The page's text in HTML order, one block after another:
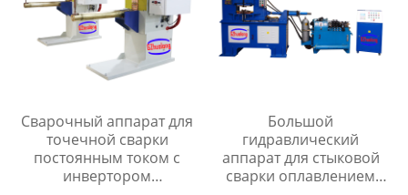
Сварочный аппарат для
точечной сварки
постоянным током с
инвертором
Большой
гидравлический
аппарат для стыковой
сварки оплавлением